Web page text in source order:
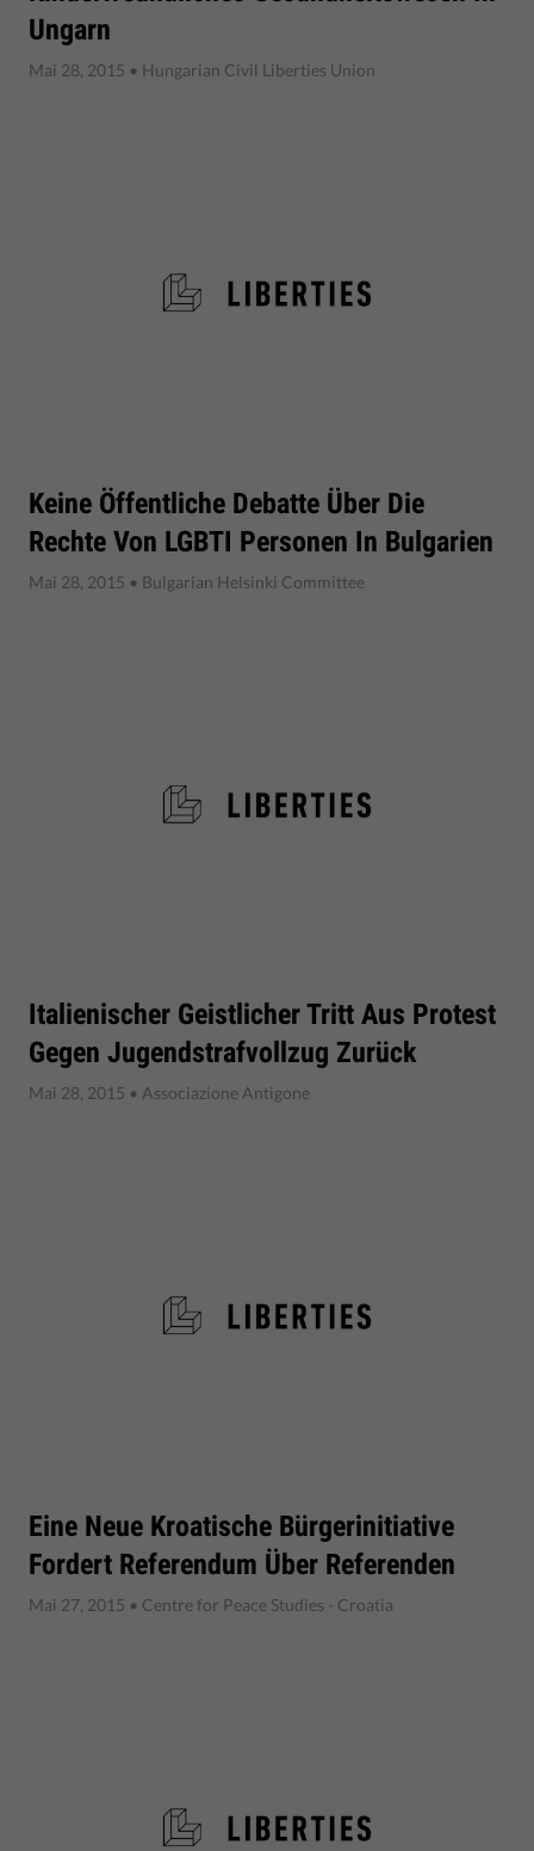
Ungarn
Mai 28, 2015 • Hungarian Civil Liberties Union
Keine Öffentliche Debatte Über Die
Rechte Von LGBTI Personen In Bulgarien
Mai 28, 2015 • Bulgarian Helsinki Committee
Italienischer Geistlicher Tritt Aus Protest
Gegen Jugendstrafvollzug Zurück
Mai 28, 2015 • Associazione Antigone
Eine Neue Kroatische Bürgerinitiative
Fordert Referendum Über Referenden
Mai 27, 2015 • Centre for Peace Studies - Croatia